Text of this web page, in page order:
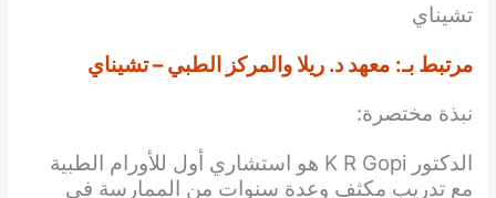
تشيناي
مرتبط بـ: معهد د. ريلا والمركز الطبي – تشيناي
نبذة مختصرة:
الدكتور K R Gopi هو استشاري أول للأورام الطبية
مع تدريب مكثف وعدة سنوات من الممارسة في